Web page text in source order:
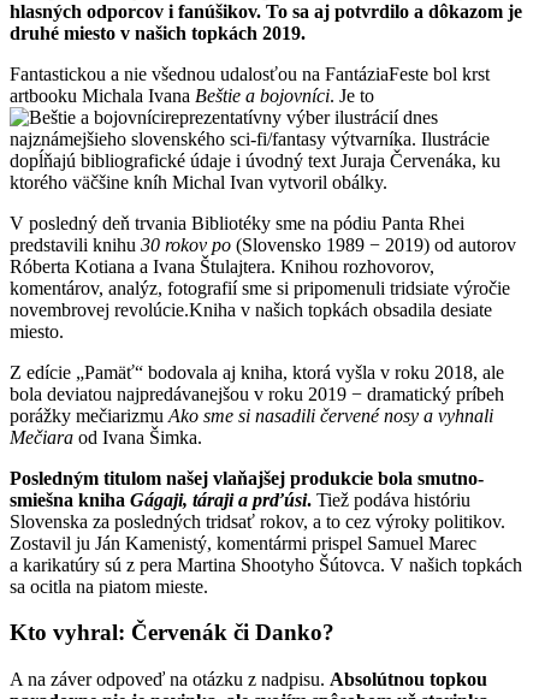
hlasných odporcov i fanúšikov. To sa aj potvrdilo a dôkazom je
druhé miesto v našich topkách 2019.
Fantastickou a nie všednou udalosťou na FantáziaFeste bol krst
artbooku Michala Ivana Beštie a bojovníci. Je to
reprezentatívny výber ilustrácií dnes
najznámejšieho slovenského sci-fi/fantasy výtvarníka. Ilustrácie
dopĺňajú bibliografické údaje i úvodný text Juraja Červenáka, ku
ktorého väčšine kníh Michal Ivan vytvoril obálky.
V posledný deň trvania Bibliotéky sme na pódiu Panta Rhei
predstavili knihu 30 rokov po (Slovensko 1989 − 2019) od autorov
Róberta Kotiana a Ivana Štulajtera. Knihou rozhovorov,
komentárov, analýz, fotografií sme si pripomenuli tridsiate výročie
novembrovej revolúcie.Kniha v našich topkách obsadila desiate
miesto.
Z edície „Pamäť“ bodovala aj kniha, ktorá vyšla v roku 2018, ale
bola deviatou najpredávanejšou v roku 2019 − dramatický príbeh
porážky mečiarizmu Ako sme si nasadili červené nosy a vyhnali
Mečiara od Ivana Šimka.
Posledným titulom našej vlaňajšej produkcie bola smutno-
smiešna kniha Gágaji, táraji a prďúsi. Tiež podáva históriu
Slovenska za posledných tridsať rokov, a to cez výroky politikov.
Zostavil ju Ján Kamenistý, komentármi prispel Samuel Marec
a karikatúry sú z pera Martina Shootyho Šútovca. V našich topkách
sa ocitla na piatom mieste.
Kto vyhral: Červenák či Danko?
A na záver odpoveď na otázku z nadpisu. Absolútnou topkou